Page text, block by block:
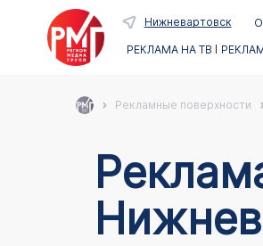
Нижневартовск
РЕКЛАМА НА ТВ
Рекламные поверхности